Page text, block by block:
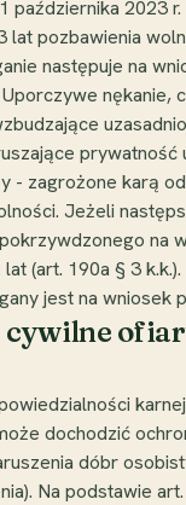
października 2023
lat pozbawienia
następuje na
nękanie,
prywatność
- zagrożone karą
Jeżeli
na
(art. 190a § 3
jest na wniosek
cywilne
dochodzić
dóbr
Na podstawie